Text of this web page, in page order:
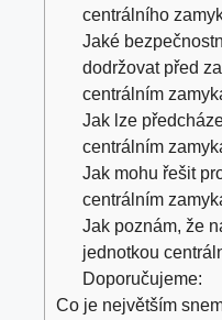
centrálního
Jaké
dodržovat před
centrálním
Jak lze
centrálním
Jak mohu řešit
centrálním
Jak poznám, že
jednotkou
Doporučujeme:
Co je největším